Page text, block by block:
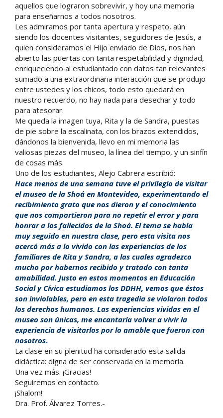
aquellos que lograron sobrevivir, y hoy una memoria
para enseñarnos a todos nosotros.
Les admiramos por tanta apertura y respeto, aún
siendo los docentes visitantes, seguidores de Jesús, a
quien consideramos el Hijo enviado de Dios, nos han
abierto las puertas con tanta respetabilidad y dignidad,
enriqueciendo al estudiantado con datos tan relevantes
sumado a una extraordinaria interacción que se produjo
entre ustedes y los chicos, todo esto quedará en
nuestro recuerdo, no hay nada para desechar y todo
para atesorar.
Me queda la imagen tuya, Rita y la de Sandra, puestas
de pie sobre la escalinata, con los brazos extendidos,
dándonos la bienvenida, llevo en mi memoria las
valiosas piezas del museo, la línea del tiempo, y un sinfín
de cosas más.
Uno de los estudiantes, Alejo Cabrera escribió:
Hace menos de una semana tuve el privilegio de visitar
el museo de la Shoá en Montevideo, experimentando el
recibimiento grato que nos dieron y el conocimiento
que nos compartieron para no repetir el error y para
honrar a los fallecidos de la Shoá. El tema se habla
muy seguido en nuestra clase, pero esta visita nos
acercó más a lo vivido con las experiencias de los
familiares de Rita y Sandra, a las cuales agradezco
mucho por habernos recibido y tratado con tanta
amabilidad. Justo en estos momentos en Educación
Social y Cívica estudiamos los DDHH, vemos que éstos
son inviolables, pero en esta tragedia se violaron todos
los derechos humanos. Las experiencias vividas en el
museo son únicas, me encantaría volver a vivir la
experiencia de visitarlos por lo amable que fueron con
nosotros.
La clase en su plenitud ha considerado esta salida
didáctica: digna de ser conservada en la memoria.
Una vez más: ¡Gracias!
Seguiremos en contacto.
¡Shalom!
Dra. Prof. Álvarez Torres.-